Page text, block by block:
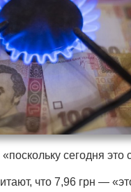
сегодня это
что 7,96 грн —